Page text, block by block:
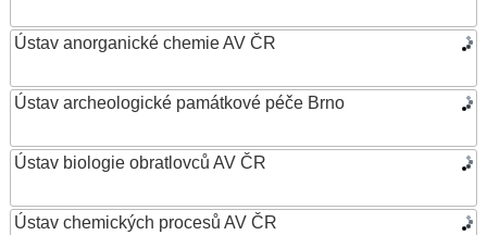
Ústav anorganické chemie AV ČR
Ústav archeologické památkové péče Brno
Ústav biologie obratlovců AV ČR
Ústav chemických procesů AV ČR